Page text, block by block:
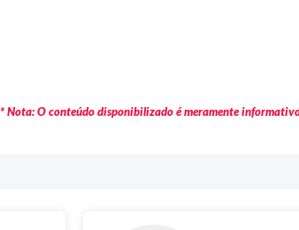
* Nota: O conteúdo disponibilizado é meramente